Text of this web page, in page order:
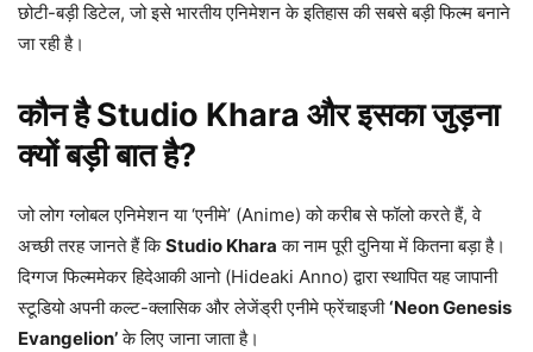
छोटी-बड़ी डिटेल, जो इसे भारतीय एनिमेशन के इतिहास की सबसे बड़ी फिल्म बनाने
जा रही है।
कौन है Studio Khara और इसका जुड़ना
क्यों बड़ी बात है?
जो लोग ग्लोबल एनिमेशन या ‘एनीमे’ (Anime) को करीब से फॉलो करते हैं, वे
अच्छी तरह जानते हैं किStudio Khara का नाम पूरी दुनिया में कितना बड़ा है।
दिग्गज फिल्ममेकर हिदेआकी आनो (Hideaki Anno) द्वारा स्थापित यह जापानी
स्टूडियो अपनी कल्ट-क्लासिक और लेजेंड्री एनीमे फ्रेंचाइजी‘Neon Genesis
Evangelion’के लिए जाना जाता है।